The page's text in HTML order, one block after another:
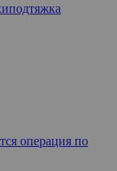
подтяжка
операция по